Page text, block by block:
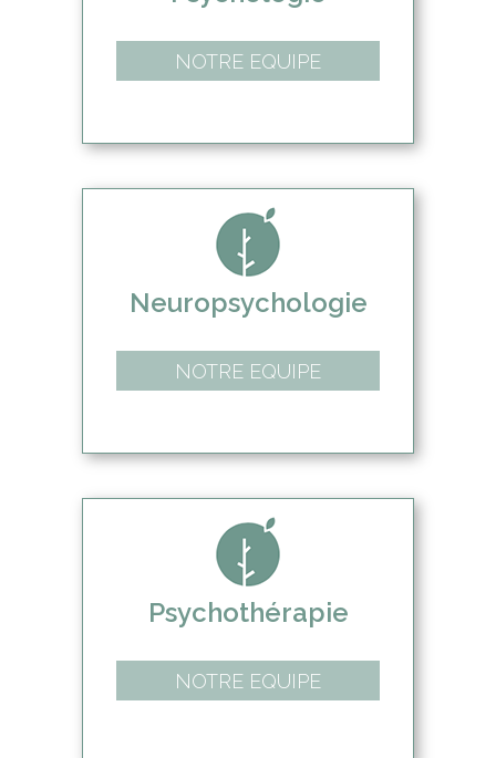
NOTRE EQUIPE
Neuropsychologie
NOTRE EQUIPE
Psychothérapie
NOTRE EQUIPE